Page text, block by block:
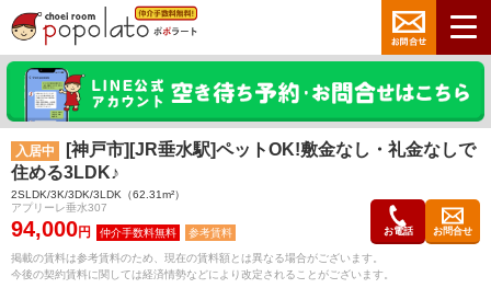
入居中
[神戸市][JR垂水駅]ペットOK!敷金なし・礼金なしで
住める3LDK♪
2SLDK/3K/3DK/3LDK（62.31m²）
アプリーレ垂水307
94,000円 参考賃料 お電話 お問合せ
掲載の賃料は参考賃料のため、現在の賃料額とは異なる場合がございます。
今後の契約賃料に関しては経済情勢などにより改定されることがございます。